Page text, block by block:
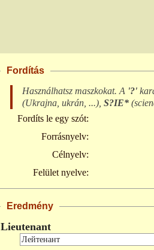
Fordítás
Használhatsz maszkokat. A '?'
(Ukrajna, ukrán, ...), S?IE* (
Fordíts le egy szót:
Forrásnyelv:
Célnyelv:
Felület nyelve:
Eredmény
Lieutenant